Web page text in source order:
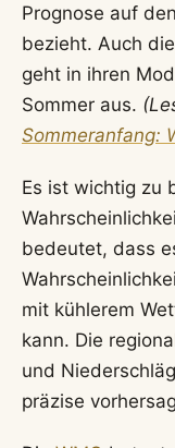
Prognose auf
bezieht. Auch
geht in ihren
Sommer aus.
Sommeranfang:
Es ist wichtig zu
bedeutet, dass
mit kühlerem
kann. Die
und
präzise